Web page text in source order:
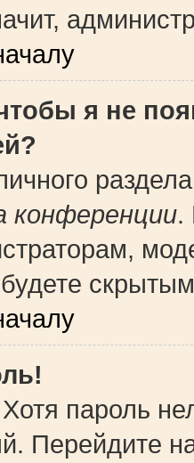
я не
конференции.
пароль
Перейдите